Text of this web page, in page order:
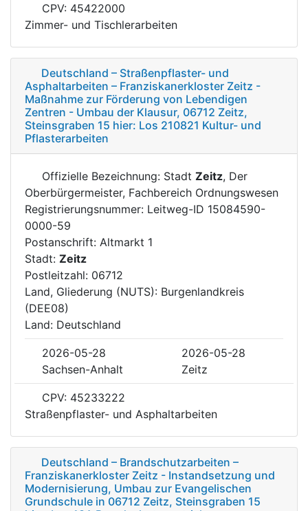
CPV: 45422000
Zimmer- und Tischlerarbeiten
Deutschland – Straßenpflaster- und
Asphaltarbeiten – Franziskanerkloster Zeitz -
Maßnahme zur Förderung von Lebendigen
Zentren - Umbau der Klausur, 06712 Zeitz,
Steinsgraben 15 hier: Los 210821 Kultur- und
Pflasterarbeiten
Offizielle Bezeichnung: Stadt Zeitz, Der
Oberbürgermeister, Fachbereich Ordnungswesen
Registrierungsnummer: Leitweg-ID 15084590-
0000-59
Postanschrift: Altmarkt 1
Stadt: Zeitz
Postleitzahl: 06712
Land, Gliederung (NUTS): Burgenlandkreis
(DEE08)
Land: Deutschland
2026-05-28
2026-05-28
Sachsen-Anhalt
Zeitz
CPV: 45233222
Straßenpflaster- und Asphaltarbeiten
Deutschland – Brandschutzarbeiten –
Franziskanerkloster Zeitz - Instandsetzung und
Modernisierung, Umbau zur Evangelischen
Grundschule in 06712 Zeitz, Steinsgraben 15